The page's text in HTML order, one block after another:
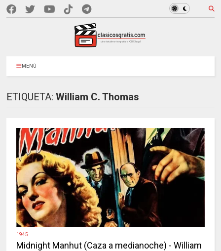
MENÚ
ETIQUETA:William C. Thomas
1945
Midnight Manhut (Caza a medianoche) - William